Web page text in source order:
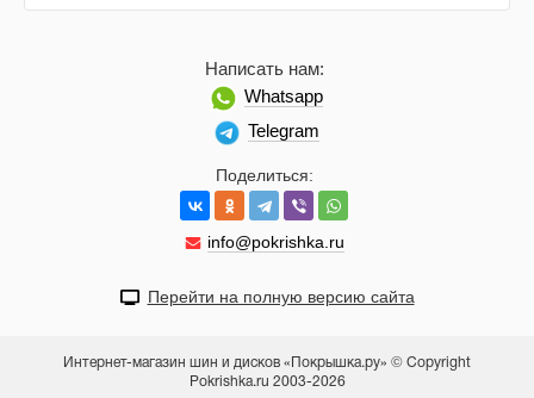
Поделиться:
info@pokrishka.ru
Написать нам:
Whatsapp
Telegram
Перейти на полную версию сайта
Интернет-магазин шин и дисков «Покрышка.ру» © Copyright
Pokrishka.ru 2003-2026